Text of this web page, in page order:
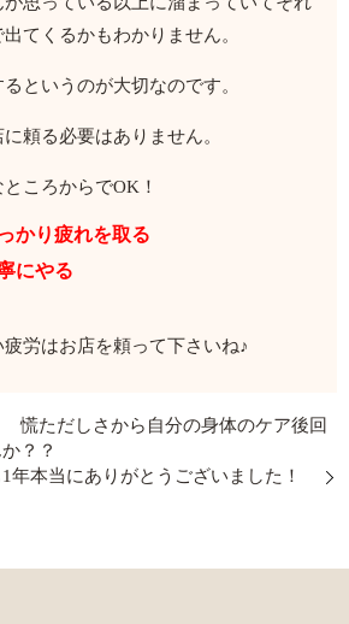
てくるかもわかりません。
というのが大切なのです。
頼る必要はありません。
ころからでOK！
かり疲れを取る
にやる
労はお店を頼って下さいね♪
慌ただしさから自分の身体のケア後回
？？
年本当にありがとうございました！